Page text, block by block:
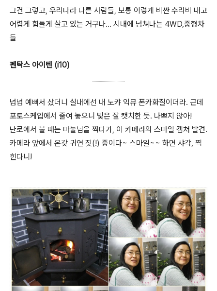
그건 그렇고, 우리나라 다른 사람들, 보통 이렇게 비싼 수리비 내고
어렵게 힘들게 살고 있는 거구나... 시내에 넘쳐나는 4WD,중형차
들
펜탁스 아이텐 (i10)
넘넘 예뻐서 샀더니 실내에선 내 노캬 익뮤 폰카화질이더라. 근데
포토스케입에서 줄여 놓으니 빛은 잘 캣치한 듯. 나쁘지 않아!
난로에서 불 때는 마눌님을 찍다가, 이 카메라의 스마일 캡쳐 발견.
카메라 앞에서 온갖 귀연 짓(!) 중이다~ 스마일~~ 하면 샤각, 찍
힌다니!